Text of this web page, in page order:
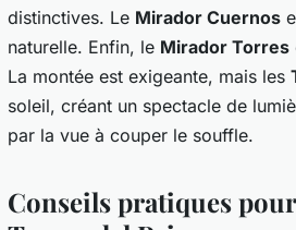
distinctives. Le Mirador Cuernos
naturelle. Enfin, le Mirador Torres
La montée est exigeante, mais les
soleil, créant un spectacle de
par la vue à couper le souffle.
Conseils pratiques